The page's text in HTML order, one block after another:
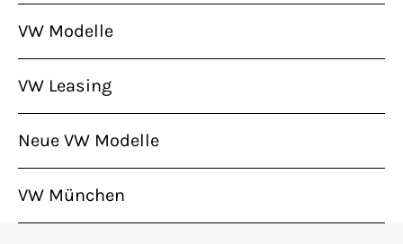
VW Modelle
VW Leasing
Neue VW Modelle
VW München